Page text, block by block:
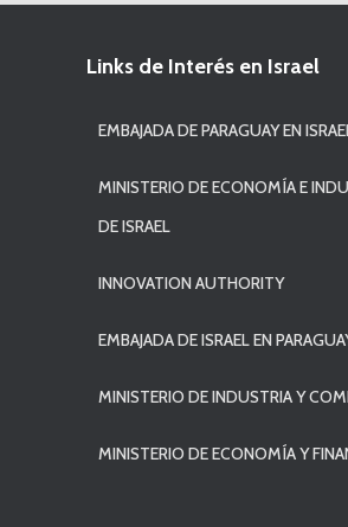
Links de Interés en Israel
EMBAJADA DE PARAGUAY EN
MINISTERIO DE ECONOMÍA E
DE ISRAEL
INNOVATION AUTHORITY
EMBAJADA DE ISRAEL EN
MINISTERIO DE INDUSTRIA Y
MINISTERIO DE ECONOMÍA Y